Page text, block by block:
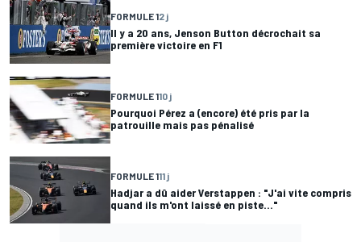
FORMULE 12 j
Il y a 20 ans, Jenson Button décrochait sa
première victoire en F1
FORMULE 110 j
Pourquoi Pérez a (encore) été pris par la
patrouille mais pas pénalisé
FORMULE 111 j
Hadjar a dû aider Verstappen : "J'ai vite compris
quand ils m'ont laissé en piste..."